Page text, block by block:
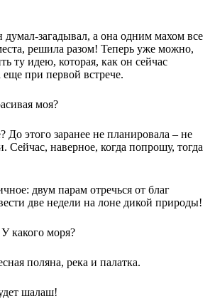
думал-загадывал, а она одним махом все
решила разом! Теперь уже можно,
ту идею, которая, как он сейчас
еще при первой встрече.
моя?
До этого заранее не планировала – не
Сейчас, наверное, когда попрошу, тогда
двум парам отречься от благ
две недели на лоне дикой природы!
какого моря?
поляна, река и палатка.
шалаш!